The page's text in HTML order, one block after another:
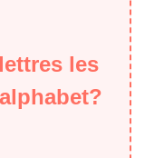
les